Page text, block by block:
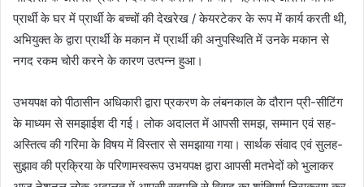
प्रार्थी के घर में प्रार्थी के बच्चों की देखरेख / केयरटेकर के रूप में कार्य करती थी,
अभियुक्त के द्वारा प्रार्थी के मकान में प्रार्थी की अनुपस्थिति में उनके मकान से
नगद रकम चोरी करने के कारण उत्पन्न हुआ।
उभयपक्ष को पीठासीन अधिकारी द्वारा प्रकरण के लंबनकाल के दौरान प्री-सीटिंग
के माध्यम से समझाईश दी गई। लोक अदालत में आपसी समझ, सम्मान एवं सह-
अस्तित्व की गरिमा के विषय में विस्तार से समझाया गया। सार्थक संवाद एवं सुलह-
सुझाव की प्रक्रिया के परिणामस्वरूप उभयपक्ष द्वारा आपसी मतभेदों को भुलाकर